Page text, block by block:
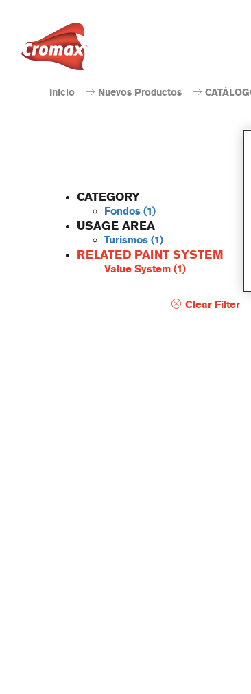
Inicio Nuevos Productos
CATEGORY
Fondos (1)
USAGE AREA
Turismos (1)
RELATED PAINT SYSTEM
Value System (1)
Clear Filter